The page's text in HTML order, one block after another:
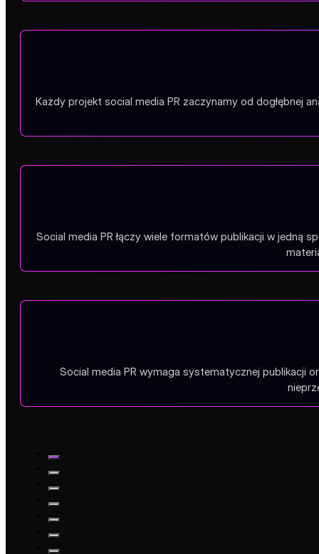
Każdy projekt social media PR zaczynamy od dogłębnej
Social media PR łączy wiele formatów publikacji w jedną
Social media PR wymaga systematycznej publikacji